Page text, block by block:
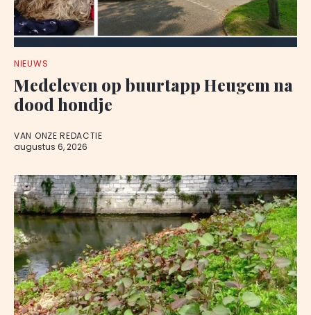
NIEUWS
Medeleven op buurtapp Heugem na
dood hondje
VAN ONZE REDACTIE
augustus 6, 2026